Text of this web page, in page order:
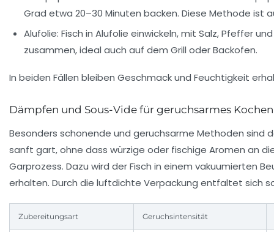
Grad etwa 20–30 Minuten backen. Diese Methode ist
Alufolie: Fisch in Alufolie einwickeln, mit Salz, Pfeffer
zusammen, ideal auch auf dem Grill oder Backofen.
In beiden Fällen bleiben Geschmack und Feuchtigkeit
Dämpfen und Sous-Vide für geruchsarmes Kochen
Besonders schonende und geruchsarme Methoden sind
sanft gart, ohne dass würzige oder fischige Aromen an
Garprozess. Dazu wird der Fisch in einem vakuumierten
erhalten. Durch die luftdichte Verpackung entfaltet sich
Zubereitungsart Geruchsintensität